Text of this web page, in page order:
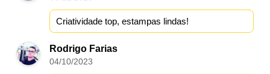
Criatividade top, estampas lindas!
Rodrigo Farias
04/10/2023